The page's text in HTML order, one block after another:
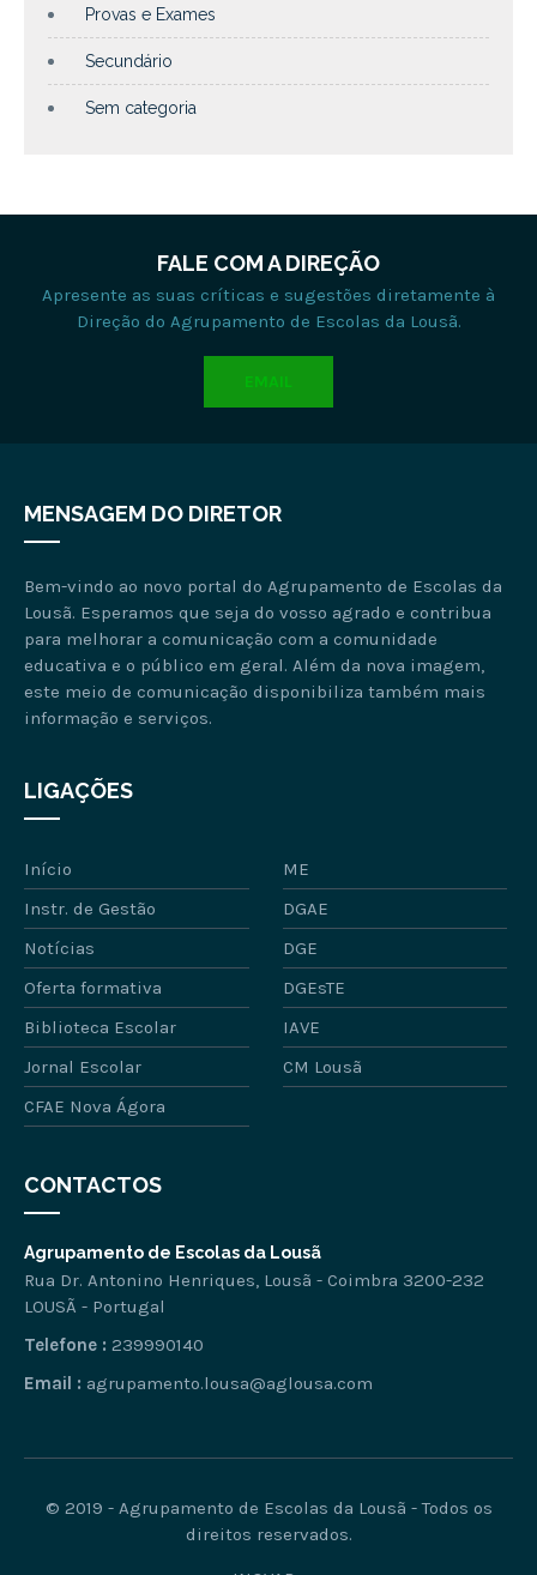
Provas e Exames
Secundário
Sem categoria
FALE COM A DIREÇÃO
Apresente as suas críticas e sugestões diretamente à
Direção do Agrupamento de Escolas da Lousã.
EMAIL
MENSAGEM DO DIRETOR
Bem-vindo ao novo portal do Agrupamento de Escolas da
Lousã. Esperamos que seja do vosso agrado e contribua
para melhorar a comunicação com a comunidade
educativa e o público em geral. Além da nova imagem,
este meio de comunicação disponibiliza também mais
informação e serviços.
LIGAÇÕES
Início
ME
Instr. de Gestão
DGAE
Notícias
DGE
Oferta formativa
DGEsTE
Biblioteca Escolar
IAVE
Jornal Escolar
CM Lousã
CFAE Nova Ágora
CONTACTOS
Agrupamento de Escolas da Lousã
Rua Dr. Antonino Henriques, Lousã - Coimbra 3200-232
LOUSÃ - Portugal
Telefone : 239990140
Email : agrupamento.lousa@aglousa.com
© 2019 - Agrupamento de Escolas da Lousã - Todos os
direitos reservados.